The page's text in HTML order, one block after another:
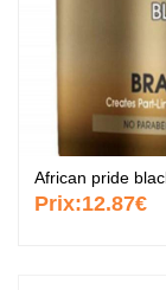
African pride
Prix:12.87€